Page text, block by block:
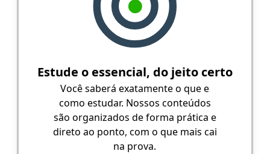
Estude o essencial, do jeito certo
Você saberá exatamente o que e
como estudar. Nossos conteúdos
são organizados de forma prática e
direto ao ponto, com o que mais cai
na prova.